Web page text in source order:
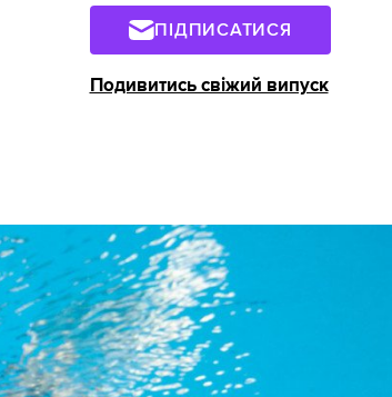
ПІДПИСАТИСЯ
Подивитись свіжий випуск